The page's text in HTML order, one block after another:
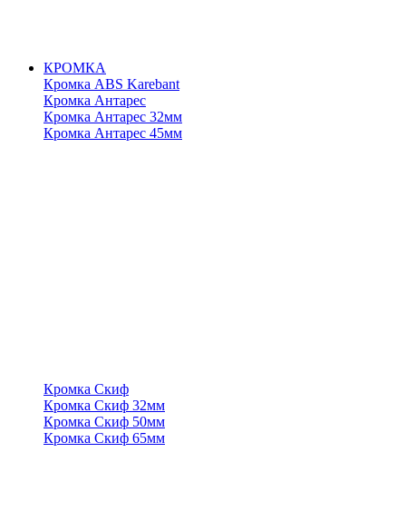
КРОМКА
Кромка ABS Karebant
Кромка Антарес
Кромка Антарес 32мм
Кромка Антарес 45мм
Кромка Скиф
Кромка Скиф 32мм
Кромка Скиф 50мм
Кромка Скиф 65мм